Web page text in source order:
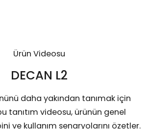
Ürün Videosu
DECAN L2
daha yakından tanımak için
tanıtım videosu, ürünün genel
ve kullanım senaryolarını özetler.